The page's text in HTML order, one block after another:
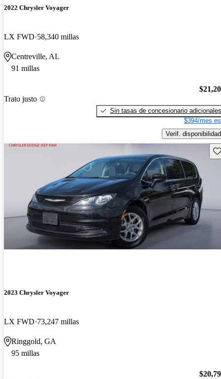
2022 Chrysler Voyager
LX FWD 58,340 millas
Centreville, AL
91 millas
Trato justo
Sin tasas de concesionario adicionales
$394/mes
Verif. disponibilidad
2023 Chrysler Voyager
LX FWD 73,247 millas
Ringgold, GA
95 millas